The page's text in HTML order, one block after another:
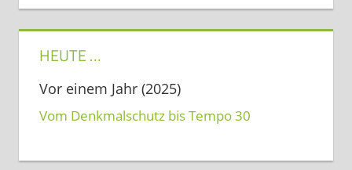
HEUTE …
Vor einem Jahr (2025)
Vom Denkmalschutz bis Tempo 30